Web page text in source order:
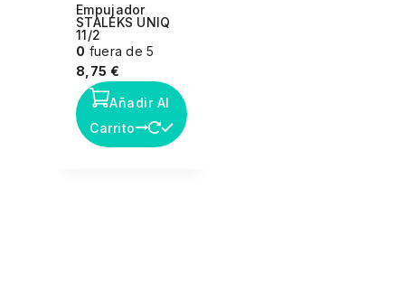
Empujador
STALEKS UNIQ
11/2
0 fuera de 5
8,75 €
Añadir Al
Carrito